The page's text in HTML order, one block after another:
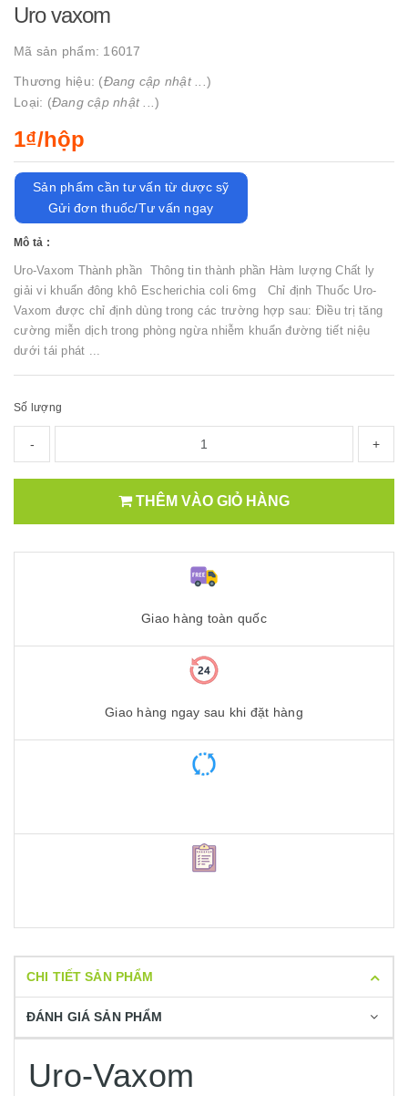
Uro vaxom
Mã sản phẩm: 16017
Thương hiệu: (Đang cập nhật ... )
Loại: (Đang cập nhật ... )
1₫/hộp
Sản phẩm cần tư vấn từ dược sỹ
Gửi đơn thuốc/Tư vấn ngay
Mô tả :
Uro-Vaxom Thành phần Thông tin thành phần Hàm lượng Chất ly
giải vi khuẩn đông khô Escherichia coli 6mg Chỉ định Thuốc Uro-
Vaxom được chỉ định dùng trong các trường hợp sau: Điều trị tăng
cường miễn dịch trong phòng ngừa nhiễm khuẩn đường tiết niệu
dưới tái phát ...
Số lượng
- +
THÊM VÀO GIỎ HÀNG
Giao hàng toàn quốc
Giao hàng ngay sau khi đặt hàng
CHI TIẾT SẢN PHẨM
ĐÁNH GIÁ SẢN PHẨM
Uro-Vaxom